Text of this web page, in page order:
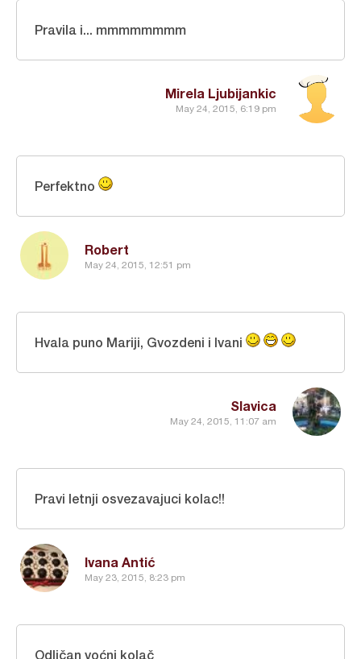
Mirela Ljubijankic
May 24, 2015, 6:19 pm
Pravila i... mmmmmmmm
Robert
May 24, 2015, 12:51 pm
Perfektno
Slavica
May 24, 2015, 11:07 am
Hvala puno Mariji, Gvozdeni i Ivani
Ivana Antić
May 23, 2015, 8:23 pm
Pravi letnji osvezavajuci kolac!!
Odličan voćni kolač